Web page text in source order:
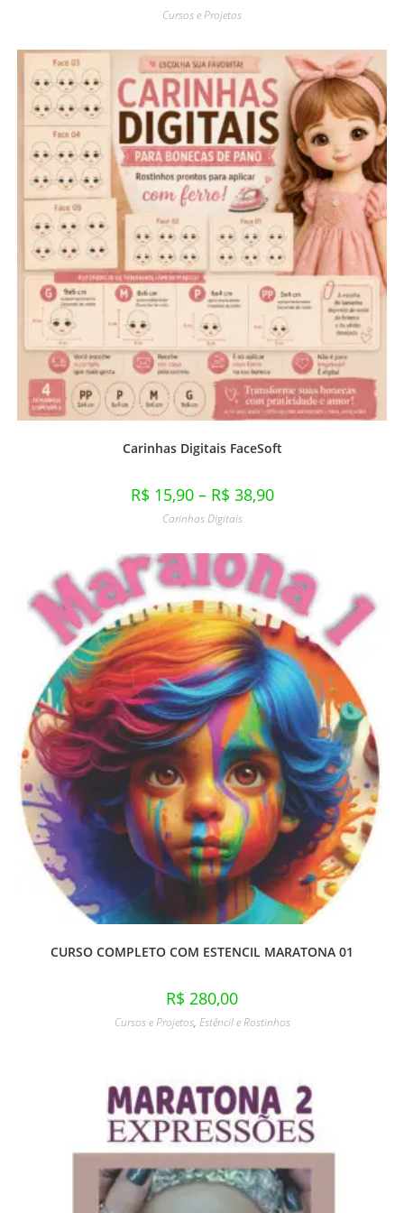
Cursos e Projetos
Carinhas Digitais FaceSoft
R$ 15,90 – R$ 38,90
Carinhas Digitais
CURSO COMPLETO COM ESTENCIL MARATONA 01
R$ 280,00
Cursos e Projetos, Estêncil e Rostinhos